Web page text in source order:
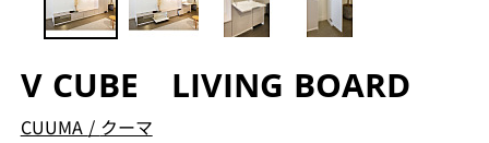
V CUBE LIVING BOARD
CUUMA / クーマ